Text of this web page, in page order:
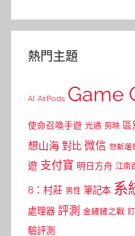
熱門主題
AI AirPods Game
使命召喚手遊 光遇 剪映 區
想山海 對比 微信 怒斬屠
遊 支付寶 明日方舟 江南
8：村莊 男性 筆記本 系
處理器 評測 金鏟鏟之戰
驗評測